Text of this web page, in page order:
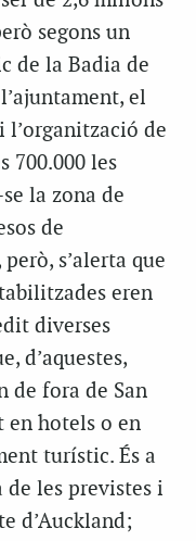
segons un
de la Badia de
el
de
700.000 les
la zona de
de
s’alerta que
eren
diverses
d’aquestes,
de fora de San
en hotels o en
turístic. És a
les previstes i
d’Auckland;